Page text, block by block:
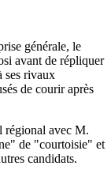
générale, le
avant de répliquer
ses rivaux
de courir après
régional avec M.
de "courtoisie" et
candidats.